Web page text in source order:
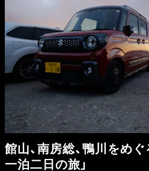
館山、南房総、鴨川をめ
一泊二日の旅」